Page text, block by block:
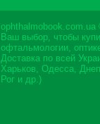
ophthalmobook.com.ua
Ваш выбор, чтобы
офтальмологии,
Доставка по всей
Харьков, Одесса,
Рог и др.)